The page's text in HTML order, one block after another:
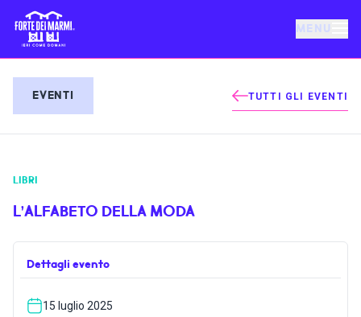
MENU
EVENTI
NOTIZIE
OSPITALITÀ
EVENTI TUTTI GLI EVENTI
LIBRI
L’ALFABETO DELLA MODA
Dettagli evento
15 luglio 2025